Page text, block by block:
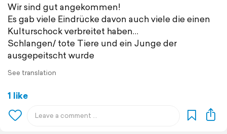
Wir sind gut angekommen!
Es gab viele Eindrücke davon auch viele die einen
Kulturschock verbreitet haben…
Schlangen/ tote Tiere und ein Junge der
ausgepeitscht wurde
See translation
1 like